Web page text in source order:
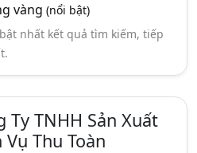
vàng (nổi bật)
nhất kết quả tìm kiếm, tiếp
Ty TNHH Sản Xuất
Thu Toàn